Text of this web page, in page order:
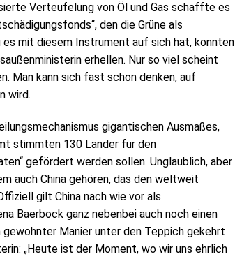
Verteufelung von Öl und Gas schaffte es
den die Grüne als
es mit diesem Instrument auf sich hat, konnten
erhellen. Nur so viel scheint
Man kann sich fast schon denken, auf
wird.
gigantischen Ausmaßes,
stimmten 130 Länder für den
gefördert werden sollen. Unglaublich, aber
auch China gehören, das den weltweit
gilt China nach wie vor als
Baerbock ganz nebenbei auch noch einen
Manier unter den Teppich gekehrt
„Heute ist der Moment, wo wir uns ehrlich